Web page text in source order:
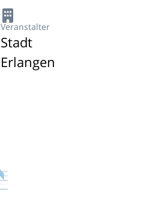
Veranstalter
Stadt
Erlangen